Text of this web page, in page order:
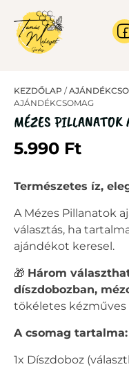
KEZDŐLAP /
AJÁNDÉKCSOMAG
MÉZES PILLANATOK
5.990 Ft
Természetes íz,
A Mézes Pillanatok
választás, ha
ajándékot keresel.
🎁 Három
díszdobozban,
tökéletes kézműves
A csomag tartalma:
1x Díszdoboz